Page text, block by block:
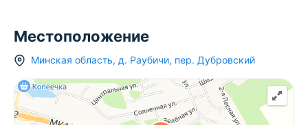
Местоположение
Минская область, д. Раубичи, пер. Дубровский